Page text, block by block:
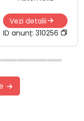
Vezi detalii
ID anunț: 310256